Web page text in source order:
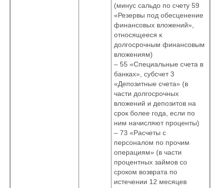
(минус сальдо по счету 59
«Резервы под обесценение
финансовых вложений»,
относящееся к
долгосрочным финансовым
вложениям)
– 55 «Специальные счета в
банках», субсчет 3
«Депозитные счета» (в
части долгосрочных
вложений и депозитов на
срок более года, если по
ним начисляют проценты)
– 73 «Расчеты с
персоналом по прочим
операциям» (в части
процентных займов со
сроком возврата по
истечении 12 месяцев